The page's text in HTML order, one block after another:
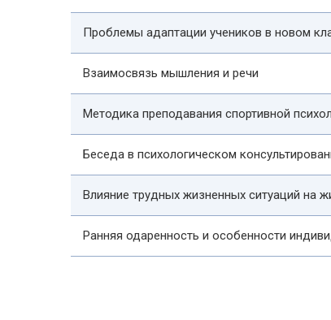
Проблемы адаптации учеников в новом
Взаимосвязь мышления и речи
Методика преподавания спортивной
Беседа в психологическом
Влияние трудных жизненных ситуаций на
Ранняя одаренность и особенности